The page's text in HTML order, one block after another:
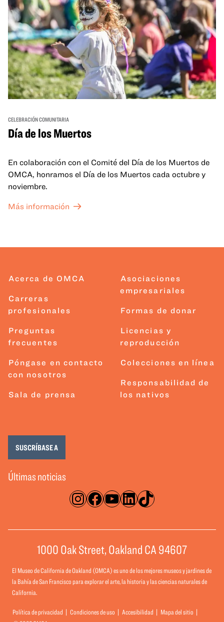
CELEBRACIÓN COMUNITARIA
Día de los Muertos
En colaboración con el Comité del Día de los Muertos de
OMCA, honramos el Día de los Muertos cada octubre y
noviembre.
Más información
Acerca de OMCA
Carreras
profesionales
Preguntas
frecuentes
Póngase en contacto
con nosotros
Sala de prensa
Asociaciones
empresariales
Formas de donar
Licencias y
reproducción
Colecciones en línea
Responsabilidad de
los nativos
Instagram
Facebook
YouTube
LinkedIn
TikTok
Últimas noticias
SUSCRÍBASE A
1000 Oak Street, Oakland CA 94607
El Museo de California de Oakland (OMCA) es uno de los mejores museos y jardines de
la Bahía de San Francisco para explorar el arte, la historia y las ciencias naturales de
California.
Política de privacidad Condiciones de uso Accesibilidad
Mapa del sitio